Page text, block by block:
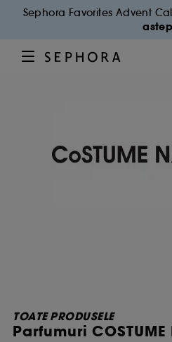
Sephora Favorites Advent
TOATE PRODUSELE
Parfumuri COSTUME